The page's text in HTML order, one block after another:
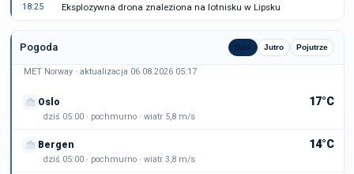
18:25 Eksplozywna drona znaleziona na lotnisku w Lipsku
Pogoda Dziś Jutro Pojutrze
MET Norway · aktualizacja 06.08.2026 05:17
Oslo 17°C
dziś 05:00 · pochmurno · wiatr 5,8 m/s
Bergen 14°C
dziś 05:00 · pochmurno · wiatr 3,8 m/s